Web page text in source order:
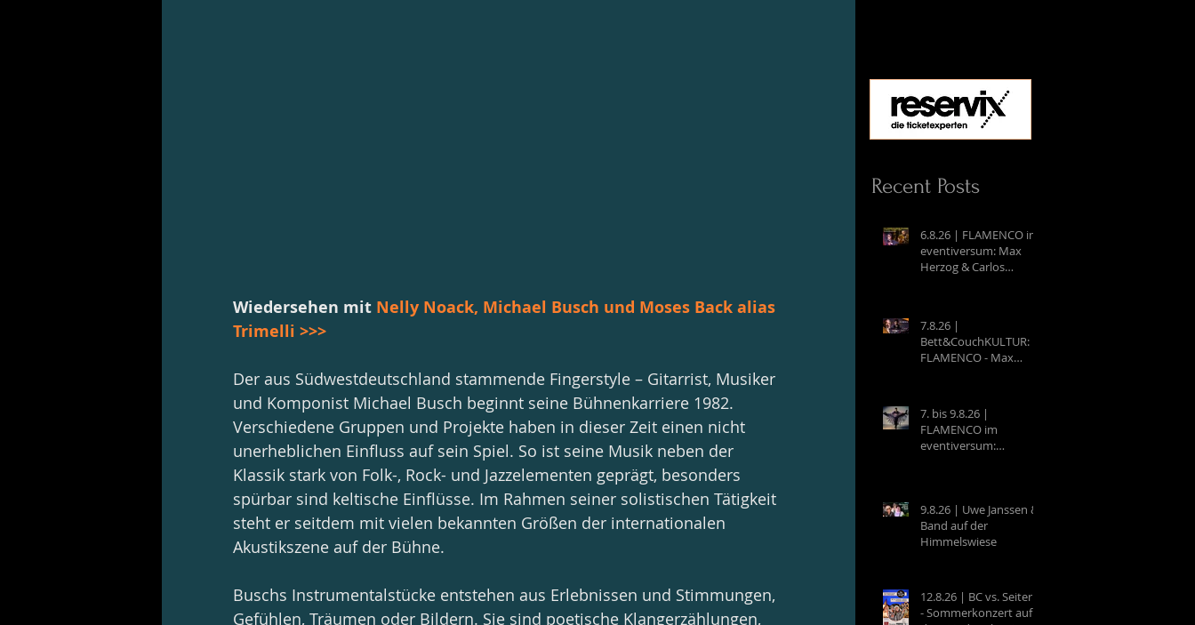
Wiedersehen mit Nelly Noack, Michael Busch und Moses Back alias
Trimelli >>>
Der aus Südwestdeutschland stammende Fingerstyle – Gitarrist, Musiker
und Komponist Michael Busch beginnt seine Bühnenkarriere 1982.
Verschiedene Gruppen und Projekte haben in dieser Zeit einen nicht
unerheblichen Einfluss auf sein Spiel. So ist seine Musik neben der
Klassik stark von Folk-, Rock- und Jazzelementen geprägt, besonders
spürbar sind keltische Einflüsse. Im Rahmen seiner solistischen Tätigkeit
steht er seitdem mit vielen bekannten Größen der internationalen
Akustikszene auf der Bühne.
Buschs Instrumentalstücke entstehen aus Erlebnissen und Stimmungen,
Gefühlen, Träumen oder Bildern. Sie sind poetische Klangerzählungen,
Recent Posts
6.8.26 | FLAMENCO im
eventiversum: Max
Herzog & Carlos
7.8.26 |
Bett&CouchKULTUR:
FLAMENCO - Max
(Mexico)
7. bis 9.8.26 |
FLAMENCO im
eventiversum:
Baile
9.8.26 | Uwe Janssen &
Band auf der
Himmelswiese
12.8.26 | BC vs. Seiterle
- Sommerkonzert auf